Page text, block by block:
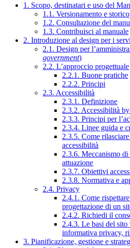
1. Scopo, destinatari e uso del
1.1. Versionamento e storico
1.2. Consultazione del
1.3. Contribuisci al manuale
2. Introduzione al design per i
2.1. Design per
government)
2.2. L’approccio progettuale
2.2.1. Buone pratiche
2.2.2. Principi
2.3. Accessibilità
2.3.1. Definizione
2.3.2. Accessibilità
2.3.3. Principi per
2.3.4. Linee guida e
2.3.5. Come
accessibilità
2.3.6. Meccanismo
attuazione
2.3.7. Obiettivi
2.3.8. Normativa e
2.4. Privacy
2.4.1. Come
progettazione di un
2.4.2. Richiedi il
2.4.3. Le basi del sito
informativa privacy,
3. Pianificazione, gestione e